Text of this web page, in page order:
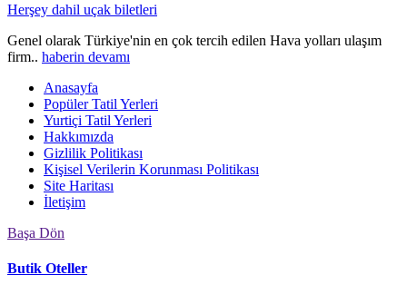
Herşey dahil uçak biletleri
Genel olarak Türkiye'nin en çok tercih edilen Hava yolları ulaşım
firm.. haberin devamı
Anasayfa
Popüler Tatil Yerleri
Yurtiçi Tatil Yerleri
Hakkımızda
Gizlilik Politikası
Kişisel Verilerin Korunması Politikası
Site Haritası
İletişim
Başa Dön
Butik Oteller